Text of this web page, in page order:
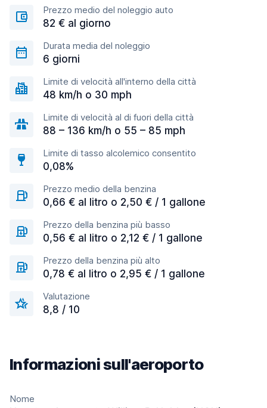
Prezzo medio del noleggio auto
82 € al giorno
Durata media del noleggio
6 giorni
Limite di velocità all'interno della città
48 km/h o 30 mph
Limite di velocità al di fuori della città
88 – 136 km/h o 55 – 85 mph
Limite di tasso alcolemico consentito
0,08%
Prezzo medio della benzina
0,66 € al litro o 2,50 € / 1 gallone
Prezzo della benzina più basso
0,56 € al litro o 2,12 € / 1 gallone
Prezzo della benzina più alto
0,78 € al litro o 2,95 € / 1 gallone
Valutazione
8,8 / 10
Informazioni sull'aeroporto
Nome